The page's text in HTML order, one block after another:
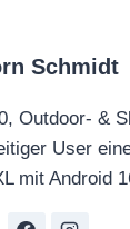
Schmidt
Outdoor- &
User
mit Android